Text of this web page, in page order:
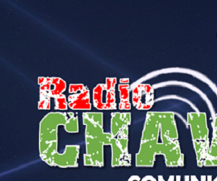
10
sábado, agosto 8, 2026